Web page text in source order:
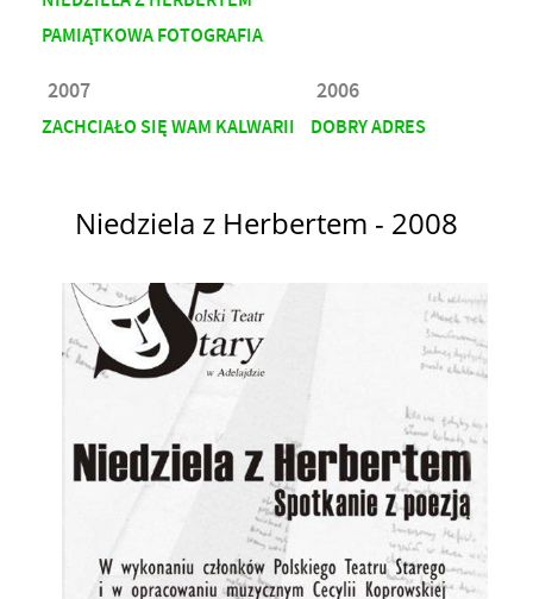
PAMIĄTKOWA FOTOGRAFIA
2007
ZACHCIAŁO SIĘ WAM KALWARII
2006
DOBRY ADRES
Niedziela z Herbertem - 2008